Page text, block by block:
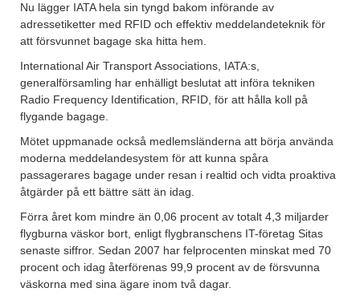
Nu lägger IATA hela sin tyngd bakom införande av
adressetiketter med RFID och effektiv meddelandeteknik för
att försvunnet bagage ska hitta hem.
International Air Transport Associations, IATA:s,
generalförsamling har enhälligt beslutat att införa tekniken
Radio Frequency Identification, RFID, för att hålla koll på
flygande bagage.
Mötet uppmanade också medlemsländerna att börja använda
moderna meddelandesystem för att kunna spåra
passagerares bagage under resan i realtid och vidta proaktiva
åtgärder på ett bättre sätt än idag.
Förra året kom mindre än 0,06 procent av totalt 4,3 miljarder
flygburna väskor bort, enligt flygbranschens IT-företag Sitas
senaste siffror. Sedan 2007 har felprocenten minskat med 70
procent och idag återförenas 99,9 procent av de försvunna
väskorna med sina ägare inom två dagar.